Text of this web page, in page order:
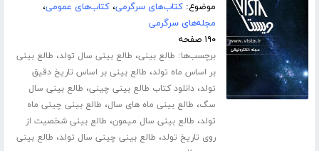
موضوع:کتاب‌های سرگرمی،کتاب‌های عمومی،
مجله‌های سرگرمی
۱۹۰ صفحه
برچسب‌ها: طالع بینی، طالع بینی سال تولد، طالع بینی
بر اساس ماه تولد، طالع بینی بر اساس تاریخ دقیق
تولد،دانلود کتاب طالع بینی چینی، طالع بینی سال
سگ، طالع بینی ماه های سال، طالع بینی چینی ماه
تولد، طالع بینی سال میمون، طالع بینی شخصیت از
روی تاریخ تولد، طالع بینی چینی سال تولد، طالع بینی